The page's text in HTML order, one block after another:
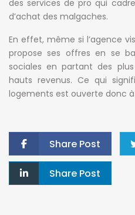
des services de pro qui
d’achat des malgaches.
En effet, même si l’agence
propose ses offres en se
sociales en partant des
hauts revenus. Ce qui
logements est ouverte donc
Share Post
Share Post